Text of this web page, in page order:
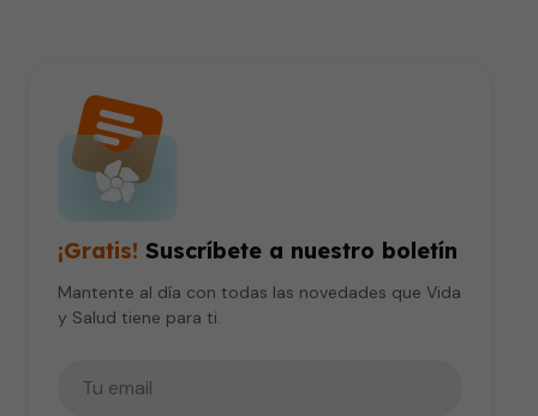
¡Gratis! Suscríbete a nuestro boletín
Mantente al día con todas las novedades que Vida
y Salud tiene para ti.